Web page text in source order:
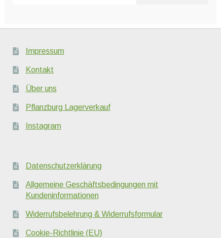
Impressum
Kontakt
Über uns
Pflanzburg Lagerverkauf
Instagram
Datenschutzerklärung
Allgemeine Geschäftsbedingungen mit
Kundeninformationen
Widerrufsbelehrung & Widerrufsformular
Cookie-Richtlinie (EU)